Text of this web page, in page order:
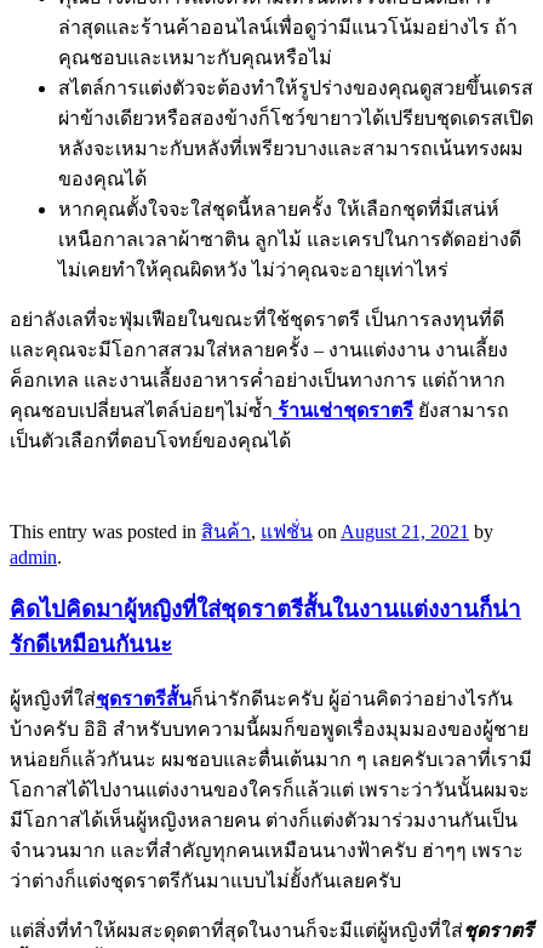
ล่าสุดและร้านค้าออนไลน์เพื่อดูว่ามีแนวโน้มอย่างไร ถ้า
คุณชอบและเหมาะกับคุณหรือไม่
สไตล์การแต่งตัวจะต้องทำให้รูปร่างของคุณดูสวยขึ้นเดรส
ผ่าข้างเดียวหรือสองข้างก็โชว์ขายาวได้เปรียบชุดเดรสเปิด
หลังจะเหมาะกับหลังที่เพรียวบางและสามารถเน้นทรงผม
ของคุณได้
หากคุณตั้งใจจะใส่ชุดนี้หลายครั้ง ให้เลือกชุดที่มีเสน่ห์
เหนือกาลเวลาผ้าซาติน ลูกไม้ และเครปในการตัดอย่างดี
ไม่เคยทำให้คุณผิดหวัง ไม่ว่าคุณจะอายุเท่าไหร่
อย่าลังเลที่จะฟุ่มเฟือยในขณะที่ใช้ชุดราตรี เป็นการลงทุนที่ดี
และคุณจะมีโอกาสสวมใส่หลายครั้ง – งานแต่งงาน งานเลี้ยง
ค็อกเทล และงานเลี้ยงอาหารค่ำอย่างเป็นทางการ แต่ถ้าหาก
คุณชอบเปลี่ยนสไตล์บ่อยๆไม่ซ้ำ ร้านเช่าชุดราตรี ยังสามารถ
เป็นตัวเลือกที่ตอบโจทย์ของคุณได้
This entry was posted in สินค้า, แฟชั่น on August 21, 2021 by
admin.
คิดไปคิดมาผู้หญิงที่ใส่ชุดราตรีสั้นในงานแต่งงานก็น่า
รักดีเหมือนกันนะ
ผู้หญิงที่ใส่ชุดราตรีสั้นก็น่ารักดีนะครับ ผู้อ่านคิดว่าอย่างไรกัน
บ้างครับ อิอิ สำหรับบทความนี้ผมก็ขอพูดเรื่องมุมมองของผู้ชาย
หน่อยก็แล้วกันนะ ผมชอบและตื่นเต้นมาก ๆ เลยครับเวลาที่เรามี
โอกาสได้ไปงานแต่งงานของใครก็แล้วแต่ เพราะว่าวันนั้นผมจะ
มีโอกาสได้เห็นผู้หญิงหลายคน ต่างก็แต่งตัวมาร่วมงานกันเป็น
จำนวนมาก และที่สำคัญทุกคนเหมือนนางฟ้าครับ ฮ่าๆๆ เพราะ
ว่าต่างก็แต่งชุดราตรีกันมาแบบไม่ยั้งกันเลยครับ
แต่สิ่งที่ทำให้ผมสะดุดตาที่สุดในงานก็จะมีแต่ผู้หญิงที่ใส่ชุดราตรี